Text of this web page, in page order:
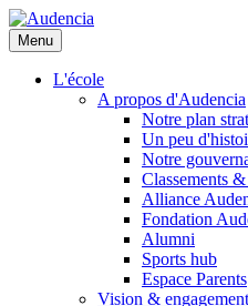
Aller
au
contenu
principal
Menu
L'école
A propos d'Audencia
Notre plan
Un peu
Notre
Classements
Alliance
Fondation
Alumni
Sports hub
Espace Parents
Vision &